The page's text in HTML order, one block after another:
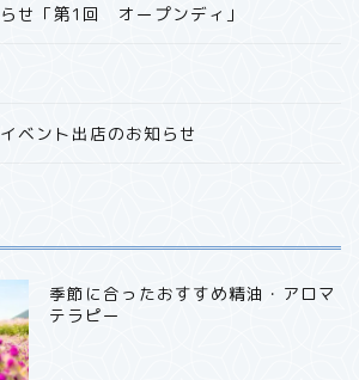
せ「第1回 オープンディ」
ベント出店のお知らせ
季節に合ったおすすめ精油・アロマ
テラピー